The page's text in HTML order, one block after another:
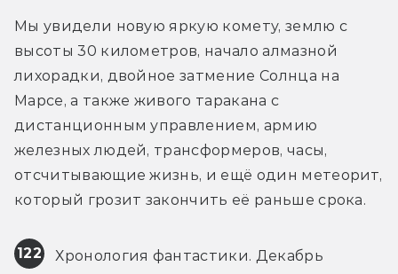
Мы увидели новую яркую комету, землю с
высоты 30 километров, начало алмазной
лихорадки, двойное затмение Солнца на
Марсе, а также живого таракана с
дистанционным управлением, армию
железных людей, трансформеров, часы,
отсчитывающие жизнь, и ещё один метеорит,
который грозит закончить её раньше срока.
122 Хронология фантастики. Декабрь